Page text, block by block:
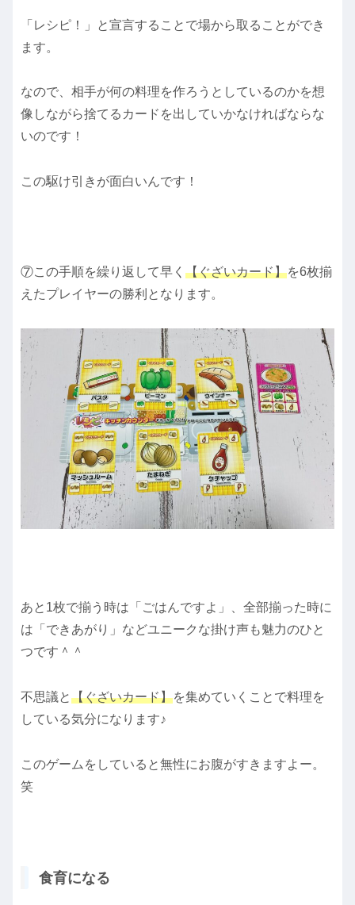
「レシピ！」と宣言することで場から取ることができ
ます。
なので、相手が何の料理を作ろうとしているのかを想
像しながら捨てるカードを出していかなければならな
いのです！
この駆け引きが面白いんです！
⑦この手順を繰り返して早く 【ぐざいカード】を6枚揃
えたプレイヤーの勝利となります。
あと1枚で揃う時は「ごはんですよ」、全部揃った時に
は「できあがり」などユニークな掛け声も魅力のひと
つです＾＾
不思議と【ぐざいカード】を集めていくことで料理を
している気分になります♪
このゲームをしていると無性にお腹がすきますよー。
笑
食育になる